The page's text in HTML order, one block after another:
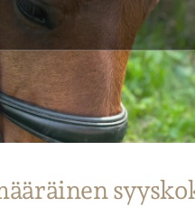
Parkanon